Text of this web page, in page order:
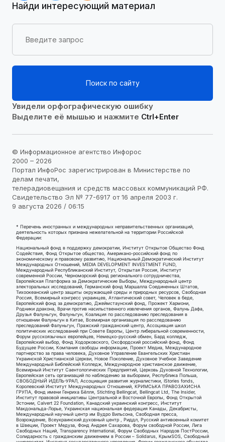
Найди интересующий материал
Поиск по сайту
Увидели орфографическую ошибку
Выделите её мышью и нажмите Ctrl+Enter
© Информационное агентство Инфорос
2000 – 2026
Портал ИнфоРос зарегистрирован в Министерстве по
делам печати,
телерадиовещания и средств массовых коммуникаций РФ.
Свидетельство Эл № 77-6917 от 16 апреля 2003 г.
9 августа 2026 / 06:15